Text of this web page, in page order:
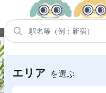
エリア を選ぶ